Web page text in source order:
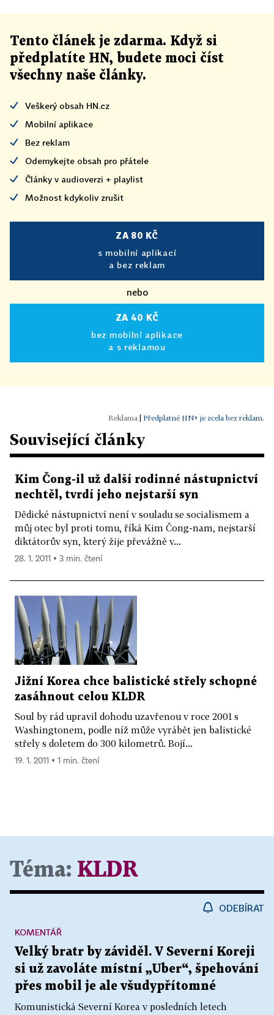
Tento článek je zdarma. Když si
předplatíte HN, budete moci číst
všechny naše články.
Veškerý obsah HN.cz
Mobilní aplikace
Bez reklam
Odemykejte obsah pro přátele
Články v audioverzi + playlist
Možnost kdykoliv zrušit
ZA 80 KČ
s mobilní aplikací
a bez reklam
nebo
ZA 40 KČ
bez mobilní aplikace
a s reklamou
Předplatné HN+ je zcela bez reklam.
Související články
Kim Čong-il už další rodinné nástupnictví
nechtěl, tvrdí jeho nejstarší syn
Dědické nástupnictví není v souladu se socialismem a
můj otec byl proti tomu, říká Kim Čong-nam, nejstarší
diktátorův syn, který žije převážně v...
28. 1. 2011 ▪ 3 min. čtení
Jižní Korea chce balistické střely schopné
zasáhnout celou KLDR
Soul by rád upravil dohodu uzavřenou v roce 2001 s
Washingtonem, podle níž může vyrábět jen balistické
střely s doletem do 300 kilometrů. Bojí...
19. 1. 2011 ▪ 1 min. čtení
Téma: KLDR
ODEBÍRAT
Velký bratr by záviděl. V Severní Koreji
si už zavoláte místní „Uber“, špehování
přes mobil je ale všudypřítomné
Komunistická Severní Korea v posledních letech
KOMENTÁŘ